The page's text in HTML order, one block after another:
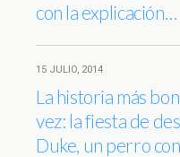
con la explicación…
15 JULIO, 2014
La historia más
vez: la fiesta de
Duke, un perro